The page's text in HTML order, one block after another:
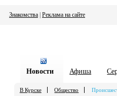
Знакомства Реклама на сайте
Новости Афиша
В Курске Общество